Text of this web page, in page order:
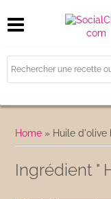
Home » Huile d'olive
Ingrédient "
Baba